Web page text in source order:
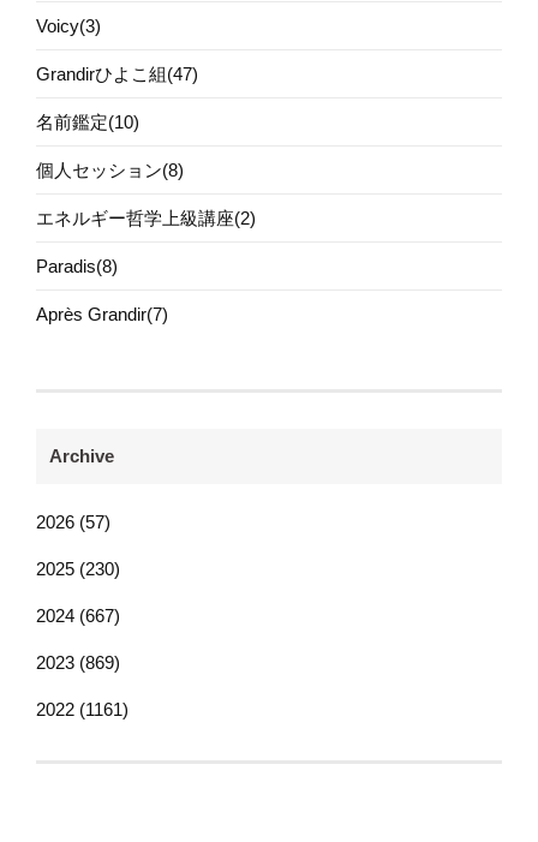
Voicy(3)
Grandirひよこ組(47)
名前鑑定(10)
個人セッション(8)
エネルギー哲学上級講座(2)
Paradis(8)
Après Grandir(7)
Archive
2026 (57)
2025 (230)
2024 (667)
2023 (869)
2022 (1161)